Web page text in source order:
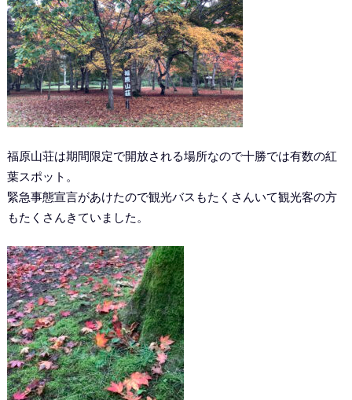
福原山荘は期間限定で開放される場所なので十勝では有数の紅
葉スポット。
緊急事態宣言があけたので観光バスもたくさんいて観光客の方
もたくさんきていました。